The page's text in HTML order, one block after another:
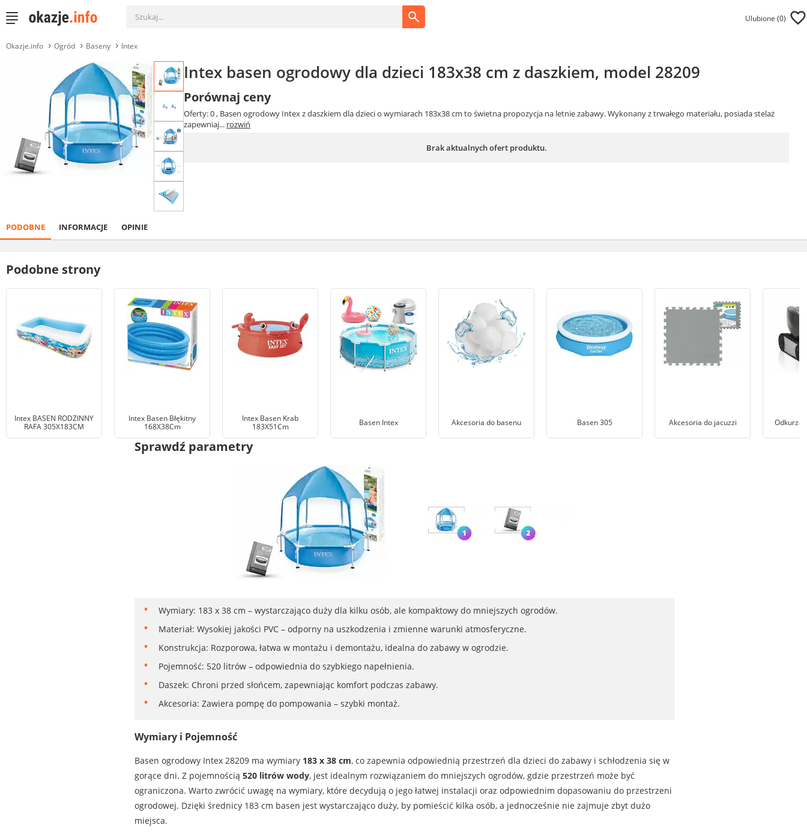
Ulubione (0)
Okazje.info Ogród Baseny Intex
Intex basen ogrodowy dla dzieci 183x38 cm z daszkiem, model 28209
Porównaj ceny
Oferty: 0, Basen ogrodowy Intex z daszkiem dla dzieci o wymiarach 183x38 cm to świetna propozycja na letnie zabawy. Wykonany z trwałego materiału, posiada stelaż
zapewniaj... rozwiń
Brak aktualnych ofert produktu.
PODOBNE INFORMACJE OPINIE
Podobne strony
Intex BASEN RODZINNY
RAFA 305X183CM
Intex Basen Błękitny
168X38Cm
Intex Basen Krab
183X51Cm
Basen Intex Akcesoria do basenu Basen 305 Akcesoria do jacuzzi
Sprawdź parametry
Wymiary: 183 x 38 cm – wystarczająco duży dla kilku osób, ale kompaktowy do mniejszych ogrodów.
Materiał: Wysokiej jakości PVC – odporny na uszkodzenia i zmienne warunki atmosferyczne.
Konstrukcja: Rozporowa, łatwa w montażu i demontażu, idealna do zabawy w ogrodzie.
Pojemność: 520 litrów – odpowiednia do szybkiego napełnienia.
Daszek: Chroni przed słońcem, zapewniając komfort podczas zabawy.
Akcesoria: Zawiera pompę do pompowania – szybki montaż.
Wymiary i Pojemność
Basen ogrodowy Intex 28209 ma wymiary 183 x 38 cm, co zapewnia odpowiednią przestrzeń dla dzieci do zabawy i schłodzenia się w
gorące dni. Z pojemnością 520 litrów wody, jest idealnym rozwiązaniem do mniejszych ogrodów, gdzie przestrzeń może być
ograniczona. Warto zwrócić uwagę na wymiary, które decydują o jego łatwej instalacji oraz odpowiednim dopasowaniu do przestrzeni
ogrodowej. Dzięki średnicy 183 cm basen jest wystarczająco duży, by pomieścić kilka osób, a jednocześnie nie zajmuje zbyt dużo
miejsca.